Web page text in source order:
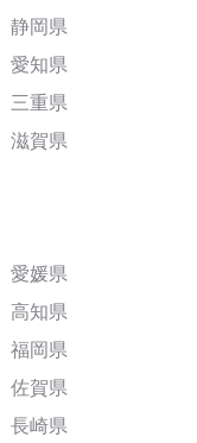
静岡県
愛知県
三重県
滋賀県
愛媛県
高知県
福岡県
佐賀県
長崎県